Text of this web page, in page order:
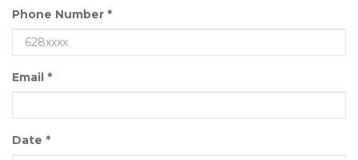
Phone Number *
Email *
Date *